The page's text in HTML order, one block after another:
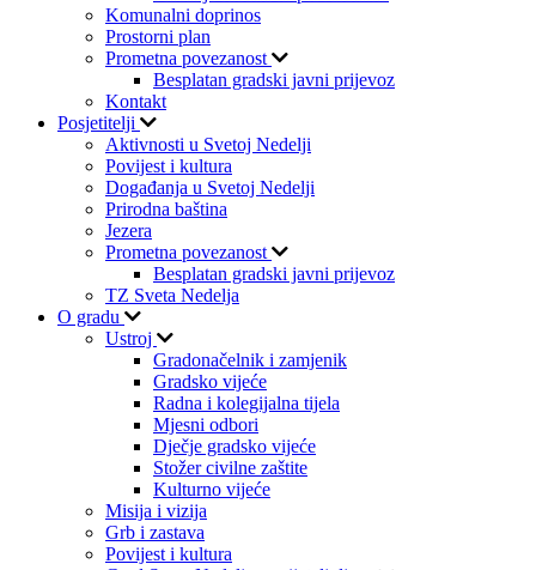
Komunalni doprinos
Prostorni plan
Prometna povezanost
Besplatan gradski javni prijevoz
Kontakt
Posjetitelji
Aktivnosti u Svetoj Nedelji
Povijest i kultura
Događanja u Svetoj Nedelji
Prirodna baština
Jezera
Prometna povezanost
Besplatan gradski javni prijevoz
TZ Sveta Nedelja
O gradu
Ustroj
Gradonačelnik i zamjenik
Gradsko vijeće
Radna i kolegijalna tijela
Mjesni odbori
Dječje gradsko vijeće
Stožer civilne zaštite
Kulturno vijeće
Misija i vizija
Grb i zastava
Povijest i kultura